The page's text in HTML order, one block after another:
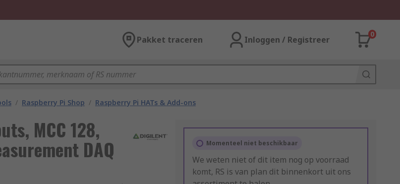
Pakket traceren Inloggen / Registreer
0
/ Raspberry Pi Shop / Raspberry Pi HATs & Add-ons
MCC 128,
DAQ Momenteel niet beschikbaar
We weten niet of dit item nog op voorraad
komt, RS is van plan dit binnenkort uit ons